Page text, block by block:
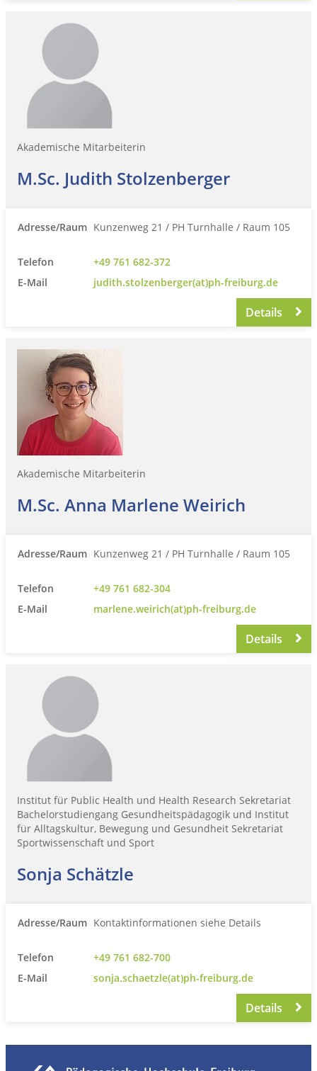
Akademische Mitarbeiterin
M.Sc. Judith Stolzenberger
Adresse/Raum Kunzenweg 21 / PH Turnhalle / Raum 105
Telefon
+49 761 682-372
E-Mail
judith.stolzenberger(at)ph-freiburg.de
Details
Akademische Mitarbeiterin
M.Sc. Anna Marlene Weirich
Adresse/Raum Kunzenweg 21 / PH Turnhalle / Raum 105
Telefon
+49 761 682-304
E-Mail
marlene.weirich(at)ph-freiburg.de
Details
Institut für Public Health und Health Research Sekretariat
Bachelorstudiengang Gesundheitspädagogik und Institut
für Alltagskultur, Bewegung und Gesundheit Sekretariat
Sportwissenschaft und Sport
Sonja Schätzle
Adresse/Raum Kontaktinformationen siehe Details
Telefon
+49 761 682-700
E-Mail
sonja.schaetzle(at)ph-freiburg.de
Details